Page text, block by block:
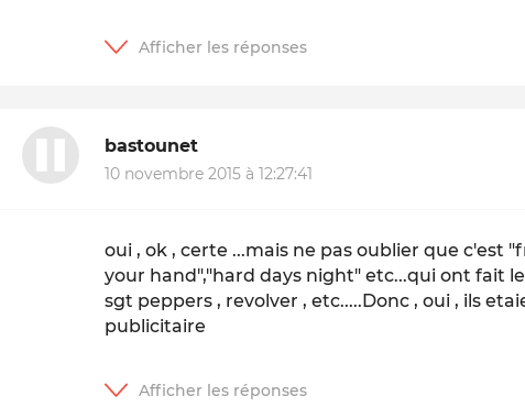
bastounet
10 novembre 2015 à 12:27:41
oui , ok , certe ...mais ne pas oublier que c'est
your hand","hard days night" etc...qui ont fait
sgt peppers , revolver , etc.....Donc , oui , ils
publicitaire